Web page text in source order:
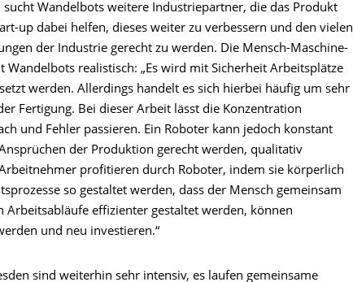
sucht Wandelbots weitere Industriepartner, die das Produkt
up dabei helfen, dieses weiter zu verbessern und den vielen
der Industrie gerecht zu werden. Die Mensch-Maschine-
realistisch: „Es wird mit Sicherheit Arbeitsplätze
werden. Allerdings handelt es sich hierbei häufig um sehr
Fertigung. Bei dieser Arbeit lässt die Konzentration
und Fehler passieren. Ein Roboter kann jedoch konstant
der Produktion gerecht werden, qualitativ
profitieren durch Roboter, indem sie körperlich
so gestaltet werden, dass der Mensch gemeinsam
Arbeitsabläufe effizienter gestaltet werden, können
und neu investieren.“
sind weiterhin sehr intensiv, es laufen gemeinsame